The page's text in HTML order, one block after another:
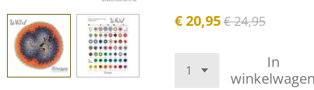
€ 20,95€ 24,95
In